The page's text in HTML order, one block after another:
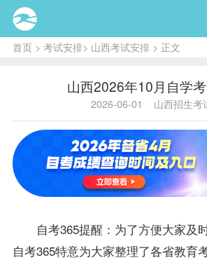
首页> 考试安排> 山西考试安排> 正文
山西2026年10月自学
2026-06-01 山西招生考
自考365提醒：为了方便大家及
自考365特意为大家整理了各省教育